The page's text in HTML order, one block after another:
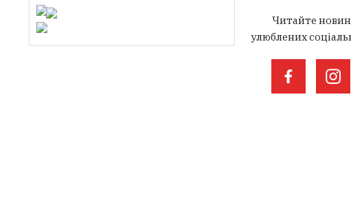
Читайте
улюблених